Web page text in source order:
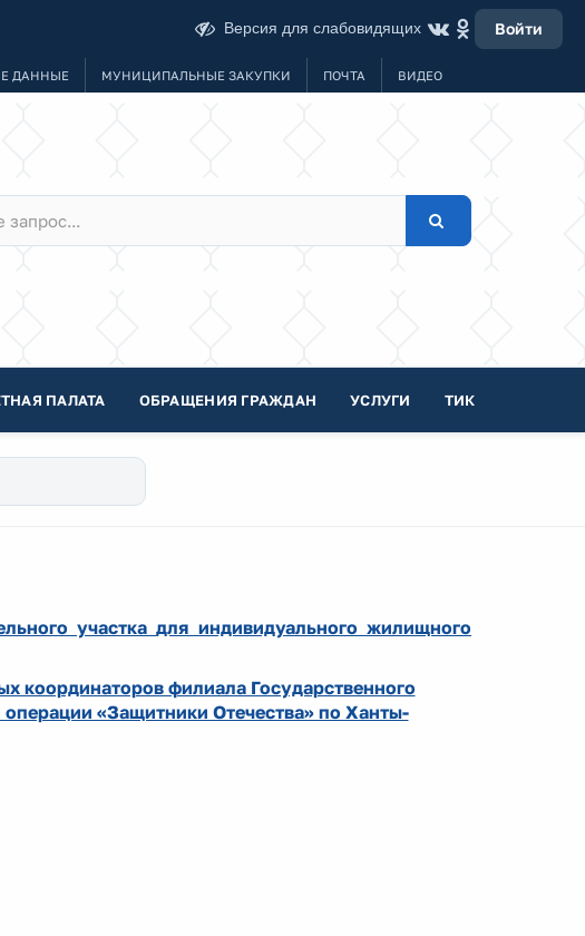
Версия для слабовидящих Войти
ДАННЫЕ МУНИЦИПАЛЬНЫЕ ЗАКУПКИ ПОЧТА ВИДЕО
ПАЛАТА ОБРАЩЕНИЯ ГРАЖДАН УСЛУГИ ТИК
участкадля индивидуального жилищного
координаторов филиала Государственного
«Защитники Отечества» по Ханты-